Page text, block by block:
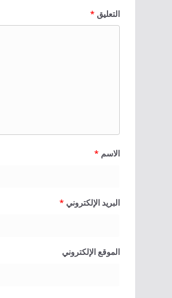
التعليق *
الاسم *
البريد الإلكتروني *
الموقع الإلكتروني